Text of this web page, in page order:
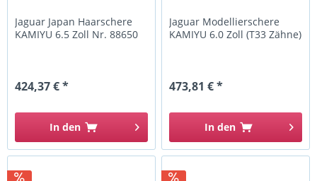
Jaguar Japan Haarschere
KAMIYU 6.5 Zoll Nr. 88650
424,37 € *
In den
Jaguar Modellierschere
KAMIYU 6.0 Zoll (T33 Zähne)
473,81 € *
In den